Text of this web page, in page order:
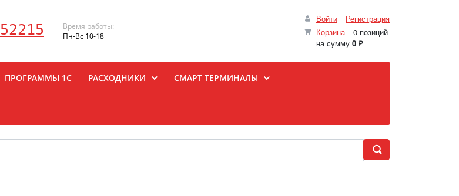
Войти
Регистрация
Корзина
0 позиций
на сумму 0 ₽
Время работы:
Пн-Вс 10-18
ПРОГРАММЫ 1С РАСХОДНИКИ СМАРТ ТЕРМИНАЛЫ